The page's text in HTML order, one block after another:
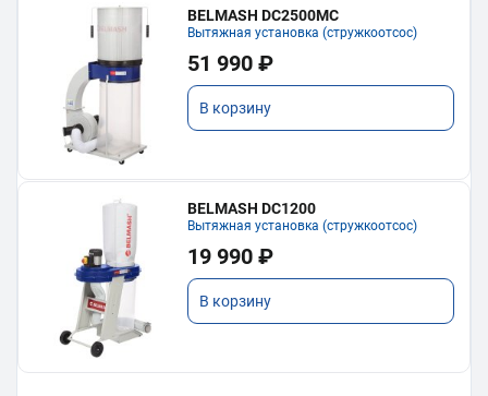
BELMASH DC2500MC
Вытяжная установка (стружкоотсос)
51 990 ₽
В корзину
BELMASH DC1200
Вытяжная установка (стружкоотсос)
19 990 ₽
В корзину